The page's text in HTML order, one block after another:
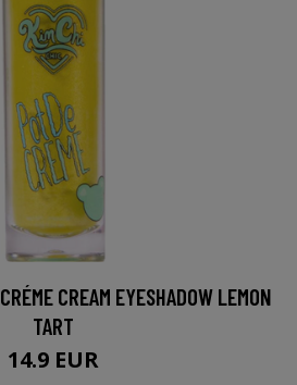
CREAM EYESHADOW LEMON
TART
14.9 EUR